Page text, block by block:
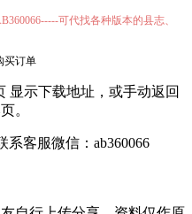
可代找各种版本的县志、
买订单
显示下载地址，或手动返回
。
客服微信：ab360066